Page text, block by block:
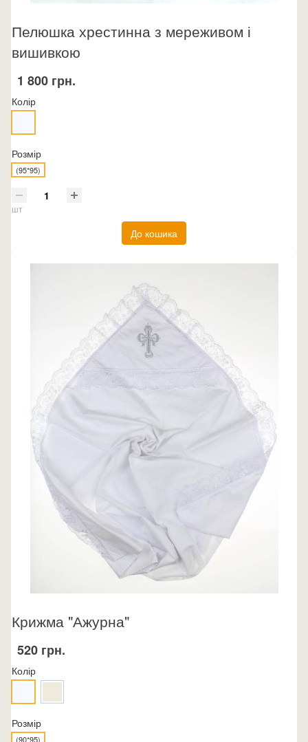
Пелюшка хрестинна з мереживом і
вишивкою
1 800 грн.
Колір
Розмір
(95*95)
шт
До кошика
Крижма "Ажурна"
520 грн.
Колір
Розмір
(90*95)